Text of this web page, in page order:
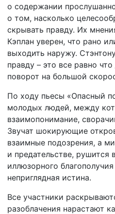
о содержании
о том, насколько
скрывать правду. Их
Кэплан уверен, что рано
выходить наружу.
правду – это все равно
поворот на большой
По ходу пьесы «Опасный
молодых людей, между
взаимопонимание,
Звучат шокирующие
взаимные подозрения, а
и предательстве, рушится
иллюзорного
неприглядная истина.
Все участники
разоблачения нарастают